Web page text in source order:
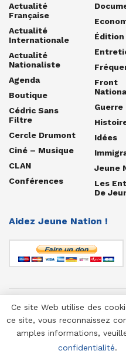
Actualité
Française
Actualité
Internationale
Actualité
Nationaliste
Agenda
Boutique
Cédric Sans
Filtre
Cercle Drumont
Ciné – Musique
CLAN
Conférences
Édition
Front
Guerre
Idées
Jeune
Les
De
Aidez Jeune Nation !
© 1958-2025 Jeune Nation
Ce site Web utilise des
ce site, vous reconnaissez
amples informations,
confidentialité.